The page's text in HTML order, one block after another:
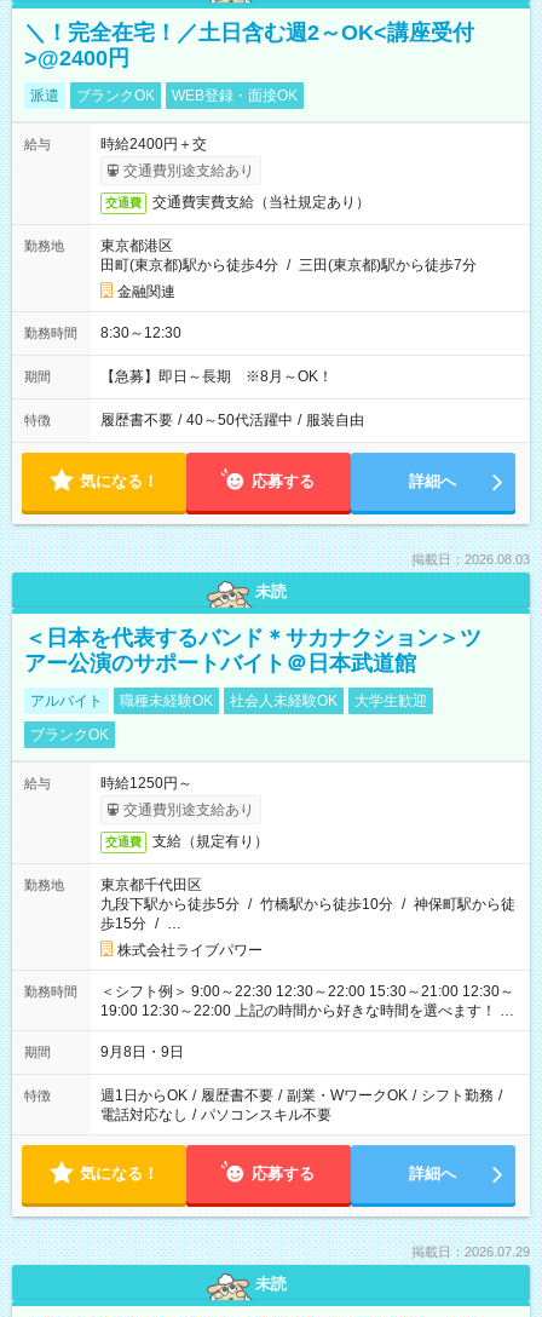
＼！完全在宅！／土日含む週2～OK<講座受付
>@2400円
派遣 ブランクOK WEB登録・面接OK
給与
時給2400円＋交
交通費別途支給あり
交通費 交通費実費支給（当社規定あり）
勤務地
東京都港区
田町(東京都)駅から徒歩4分 / 三田(東京都)駅から徒歩7分
金融関連
勤務時間 8:30～12:30
期間 【急募】即日～長期 ※8月～OK！
特徴 履歴書不要 / 40～50代活躍中 / 服装自由
気になる！ 応募する 詳細へ
掲載日：2026.08.03
未読
＜日本を代表するバンド＊サカナクション＞ツ
アー公演のサポートバイト＠日本武道館
アルバイト 職種未経験OK 社会人未経験OK
大学生歓迎
ブランクOK
給与
時給1250円～
交通費別途支給あり
交通費 支給（規定有り）
勤務地
東京都千代田区
九段下駅から徒歩5分 / 竹橋駅から徒歩10分 / 神保町駅から徒
歩15分 / …
株式会社ライブパワー
勤務時間
＜シフト例＞ 9:00～22:30 12:30～22:00 15:30～21:00 12:30～
19:00 12:30～22:00 上記の時間から好きな時間を選べます！ ※
時間は変更となる可能性があります
期間 9月8日・9日
特徴 週1日からOK / 履歴書不要 / 副業・WワークOK / シフト勤務 /
電話対応なし / パソコンスキル不要
気になる！ 応募する 詳細へ
掲載日：2026.07.29
未読